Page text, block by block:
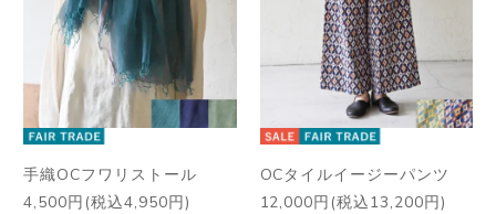
手織OCフワリストール
4,500円(税込4,950円)
OCタイルイージーパンツ
12,000円(税込13,200円)